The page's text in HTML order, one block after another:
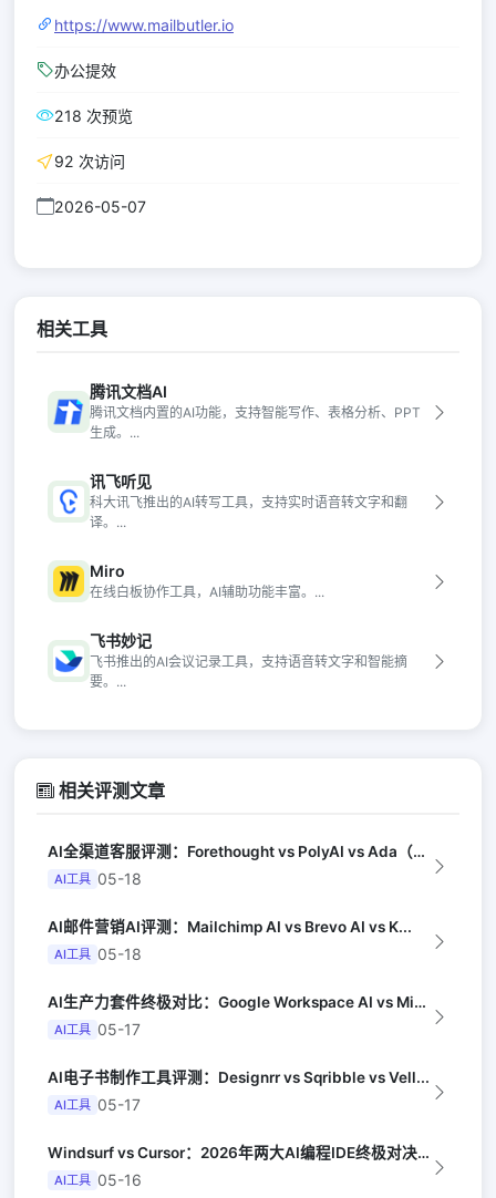
https://www.mailbutler.io
办公提效
218 次预览
92 次访问
2026-05-07
相关工具
腾讯文档AI
腾讯文档内置的AI功能，支持智能写作、表格分析、PPT
生成。...
讯飞听见
科大讯飞推出的AI转写工具，支持实时语音转文字和翻
译。...
Miro
在线白板协作工具，AI辅助功能丰富。...
飞书妙记
飞书推出的AI会议记录工具，支持语音转文字和智能摘
要。...
相关评测文章
AI全渠道客服评测：Forethought vs PolyAI vs Ada（G...
AI工具 05-18
AI邮件营销AI评测：Mailchimp AI vs Brevo AI vs K...
AI工具 05-18
AI生产力套件终极对比：Google Workspace AI vs Micro...
AI工具 05-17
AI电子书制作工具评测：Designrr vs Sqribble vs Vell...
AI工具 05-17
Windsurf vs Cursor：2026年两大AI编程IDE终极对决实测（...
AI工具 05-16